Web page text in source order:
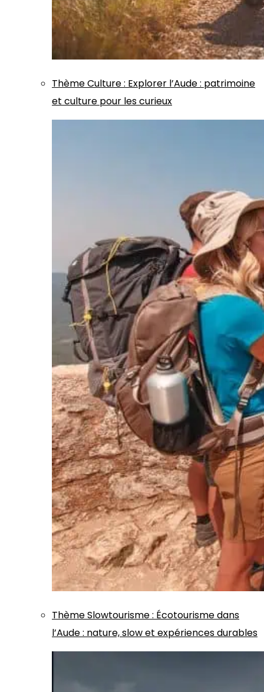
ThèmeCulture: Explorer l’Aude : patrimoine
et culture pour les curieux
ThèmeSlowtourisme: Écotourisme dans
l’Aude : nature, slow et expériences durables